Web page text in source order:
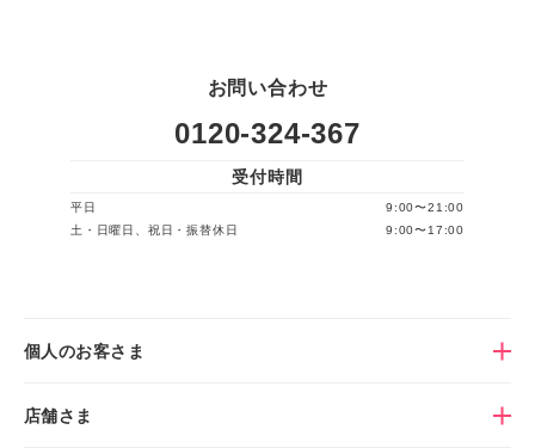
お問い合わせ
0120-324-367
受付時間
平日
9:00〜21:00
土・日曜日、祝日・振替休日
9:00〜17:00
個人のお客さま
店舗さま